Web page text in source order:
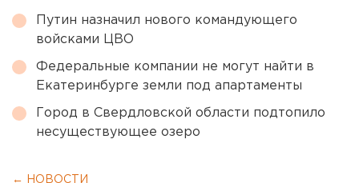
Путин назначил нового командующего
войсками ЦВО
Федеральные компании не могут найти в
Екатеринбурге земли под апартаменты
Город в Свердловской области подтопило
несуществующее озеро
← НОВОСТИ